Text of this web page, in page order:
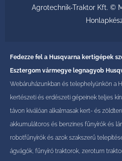
Agrotechnik-Traktor Kft. ©
Fedezze fel a Husqvarna kertigépek
Esztergom vármegye legnagyob
Webáruházunkban és telephelyünkön a
kertészeti és erdészeti gépeinek teljes
távon kiválóan alkalmasak kert- és
akkumulátoros és benzines fűnyírók és
robotfűnyírók és azok szakszerű
ágvágók, fűnyíró traktorok, zeroturn